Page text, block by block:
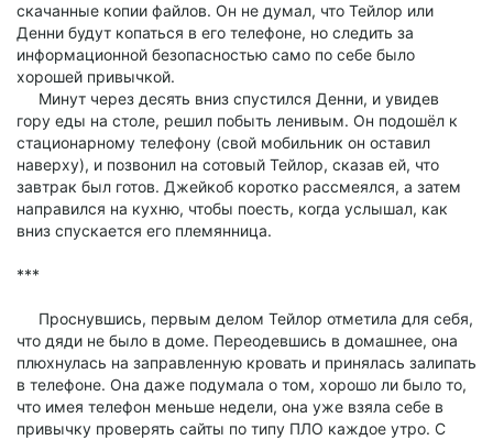
скачанные копии файлов. Он не думал, что Тейлор или
Денни будут копаться в его телефоне, но следить за
информационной безопасностью само по себе было
хорошей привычкой.
Минут через десять вниз спустился Денни, и увидев
гору еды на столе, решил побыть ленивым. Он подошёл к
стационарному телефону (свой мобильник он оставил
наверху), и позвонил на сотовый Тейлор, сказав ей, что
завтрак был готов. Джейкоб коротко рассмеялся, а затем
направился на кухню, чтобы поесть, когда услышал, как
вниз спускается его племянница.
***
Проснувшись, первым делом Тейлор отметила для себя,
что дяди не было в доме. Переодевшись в домашнее, она
плюхнулась на заправленную кровать и принялась залипать
в телефоне. Она даже подумала о том, хорошо ли было то,
что имея телефон меньше недели, она уже взяла себе в
привычку проверять сайты по типу ПЛО каждое утро. С